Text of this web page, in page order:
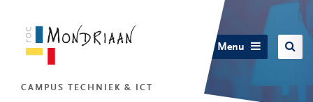
CAMPUS TECHNIEK & ICT
Menu